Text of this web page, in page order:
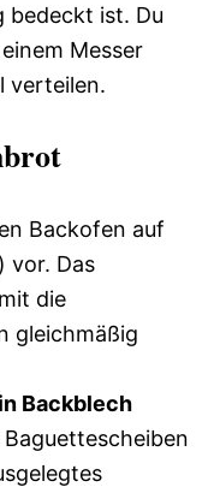
bedeckt ist. Du
Messer
verteilen.
Backofen auf
vor. Das
die
gleichmäßig
Backblech